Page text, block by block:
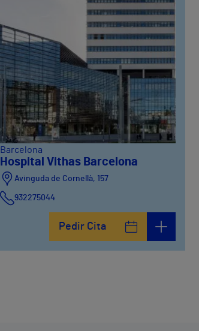
Barcelona
Hospital Vithas Barcelona
Avinguda de Cornellà, 157
932275044
Pedir Cita